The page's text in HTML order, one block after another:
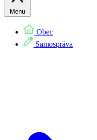
Menu
Obec
Samospráva